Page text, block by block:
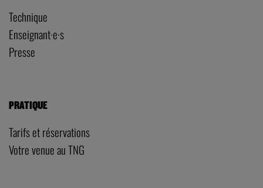
Technique
Enseignant·e·s
Presse
PRATIQUE
Tarifs et réservations
Votre venue au TNG